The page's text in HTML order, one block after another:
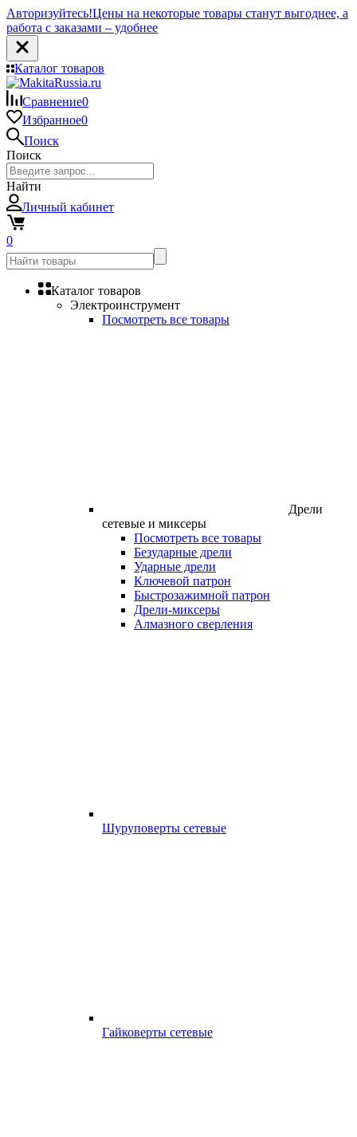
Авторизуйтесь!Цены на некоторые товары станут выгоднее, а
работа с заказами – удобнее
Каталог товаров
Сравнение0
Избранное0
Поиск
Поиск
Найти
Личный кабинет
0
Каталог товаров
Электроинструмент
Посмотреть все товары
Дрели
сетевые и миксеры
Посмотреть все товары
Безударные дрели
Ударные дрели
Ключевой патрон
Быстрозажимной патрон
Дрели-миксеры
Алмазного сверления
Шуруповерты сетевые
Гайковерты сетевые